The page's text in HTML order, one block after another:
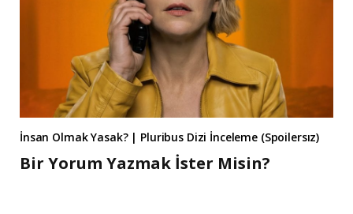
İnsan Olmak Yasak? | Pluribus Dizi İnceleme (Spoilersız)
Bir Yorum Yazmak İster Misin?